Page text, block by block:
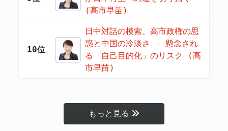
(高市早苗)
10位
日中対話の模索、高市政権の思
惑と中国の冷淡さ - 懸念され
る「自己目的化」のリスク (高
市早苗)
もっと見る